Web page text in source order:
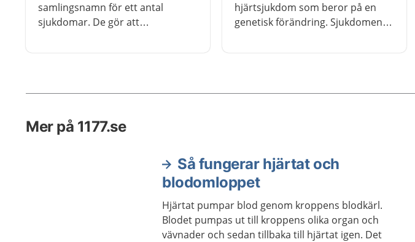
samlingsnamn för ett antal
sjukdomar. De gör att
hjärtklaffarna.
hjärtsjukdom som beror på en
genetisk förändring. Sjukdomen
Mer på 1177.se
Så fungerar hjärtat och
blodomloppet
Hjärtat pumpar blod genom kroppens blodkärl.
Blodet pumpas ut till kroppens olika organ och
vävnader och sedan tillbaka till hjärtat igen. Det